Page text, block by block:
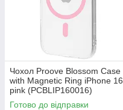
Чохол Proove Blossom Case
with Magnetic Ring iPhone 16
pink (PCBLIP160016)
Готово до відправки